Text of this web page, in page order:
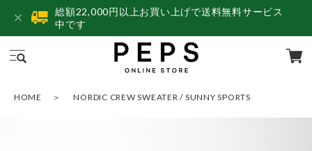
総額22,000円以上お買い上げで送料無料サービス
中です
HOME NORDIC CREW SWEATER / SUNNY SPORTS